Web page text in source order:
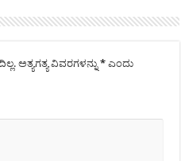
ಅತ್ಯಗತ್ಯ ವಿವರಗಳನ್ನು* ಎಂದು